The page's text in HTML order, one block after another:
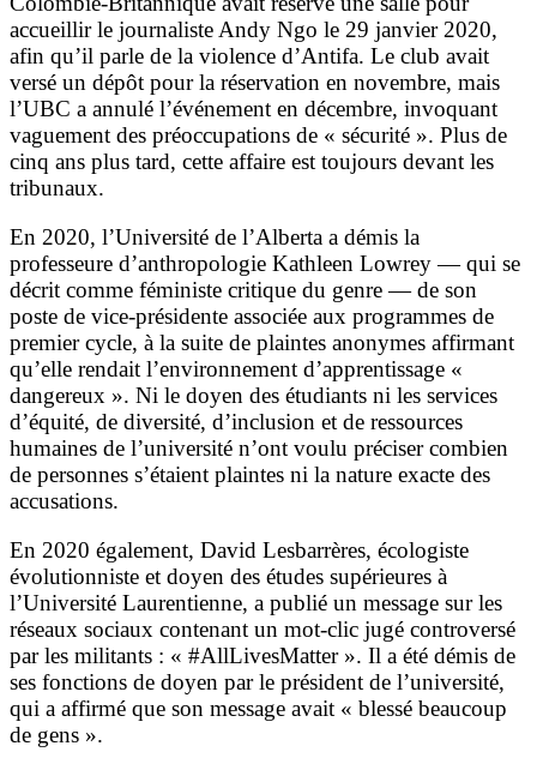
accueillir le journaliste Andy Ngo le 29 janvier 2020,
afin qu’il parle de la violence d’Antifa. Le club avait
versé un dépôt pour la réservation en novembre, mais
l’UBC a annulé l’événement en décembre, invoquant
vaguement des préoccupations de « sécurité ». Plus de
cinq ans plus tard, cette affaire est toujours devant les
tribunaux.
En 2020, l’Université de l’Alberta a démis la
professeure d’anthropologie Kathleen Lowrey — qui se
décrit comme féministe critique du genre — de son
poste de vice-présidente associée aux programmes de
premier cycle, à la suite de plaintes anonymes affirmant
qu’elle rendait l’environnement d’apprentissage «
dangereux ». Ni le doyen des étudiants ni les services
d’équité, de diversité, d’inclusion et de ressources
humaines de l’université n’ont voulu préciser combien
de personnes s’étaient plaintes ni la nature exacte des
accusations.
En 2020 également, David Lesbarrères, écologiste
évolutionniste et doyen des études supérieures à
l’Université Laurentienne, a publié un message sur les
réseaux sociaux contenant un mot-clic jugé controversé
par les militants : « #AllLivesMatter ». Il a été démis de
ses fonctions de doyen par le président de l’université,
qui a affirmé que son message avait « blessé beaucoup
de gens ».